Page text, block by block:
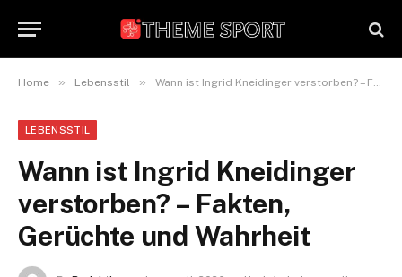
Home » Lebensstil » Wann ist Ingrid Kneidinger verstorben? – Fakten, Gerüchte und Wahrheit
LEBENSSTIL
Wann ist Ingrid Kneidinger
verstorben? – Fakten,
Gerüchte und Wahrheit